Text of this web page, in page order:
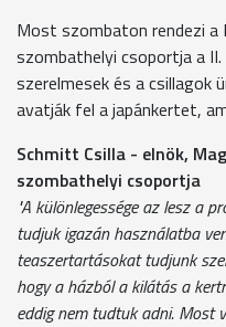
Most szombaton rendezi a
szombathelyi csoportja a
szerelmesek és a csillagok
avatják fel a japánkertet,
Schmitt Csilla - elnök,
szombathelyi csoportja
"A különlegessége az lesz a
tudjuk igazán használatba
teaszertartásokat tudjunk
hogy a házból a kilátás a
eddig nem tudtuk adni. Most